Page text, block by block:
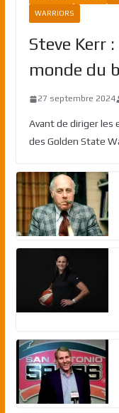
WARRIORS
Steve Kerr
monde du
27 septembre 2024
Avant de diriger les
des Golden State